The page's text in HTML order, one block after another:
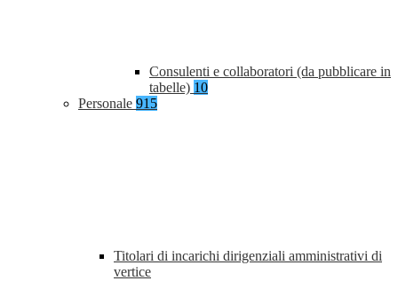
Consulenti e collaboratori (da pubblicare in
tabelle) 10
Personale 915
Titolari di incarichi dirigenziali amministrativi di
vertice